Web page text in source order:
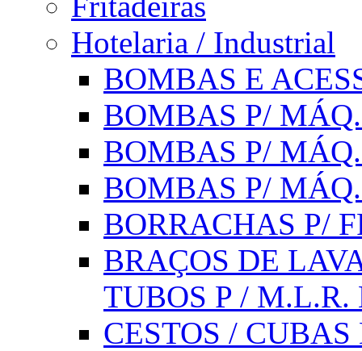
Hotelaria / Industrial
BOMBAS E
BOMBAS P/
BOMBAS P/
BOMBAS P/
BORRACHAS P/
BRAÇOS DE
TUBOS P /
CESTOS /